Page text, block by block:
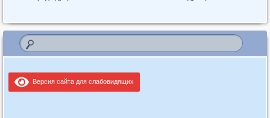
Версия сайта для слабовидящих